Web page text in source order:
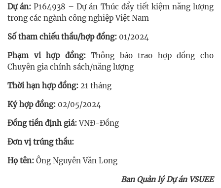
Dự án: P164938 – Dự án Thúc đẩy tiết kiệm năng lượng
trong các ngành công nghiệp Việt Nam
Số tham chiếu thầu/hợp đồng: 01/2024
Phạm vi hợp đồng:Thông báo trao hợp đồng cho
Chuyên gia chính sách/năng lượng
Thời hạn hợp đồng: 21 tháng
Ký hợp đồng: 02/05/2024
Đồng tiền định giá:VNĐ-Đồng
Đơn vị trúng thầu:
Họ tên: Ông Nguyễn Văn Long
Ban Quản lý Dự án VSUEE